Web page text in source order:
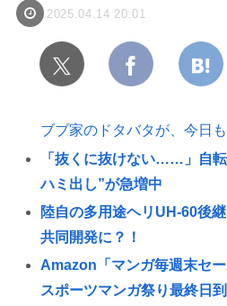
2025.04.14 20:01
ブブ家のドタバタが、今日も
「抜くに抜けない……」自
ハミ出し”が急増中
陸自の多用途ヘリUH-60後
共同開発に？！
Amazon「マンガ毎週末セ
スポーツマンガ祭り最終日到